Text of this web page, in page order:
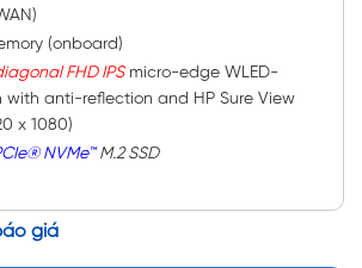
(onboard)
FHD IPSmicro-edge WLED-
anti-reflection and HP Sure View
x 1080)
NVMe™M.2 SSD
giá